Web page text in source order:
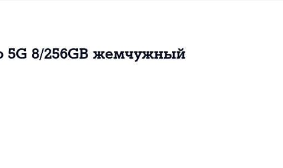
5G 8/256GB жемчужный